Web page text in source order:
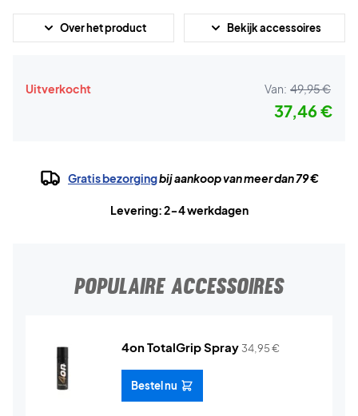
Over het product Bekijk accessoires
Uitverkocht Van: 49,95 €
37,46 €
Gratis bezorgingbij aankoop van meer dan 79 €
Levering: 2-4 werkdagen
POPULAIRE ACCESSOIRES
4on TotalGrip Spray 34,95€
Bestel nu